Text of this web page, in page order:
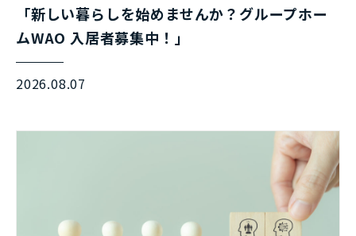
「新しい暮らしを始めませんか？グループホー
ムWAO 入居者募集中！」
2026.08.07